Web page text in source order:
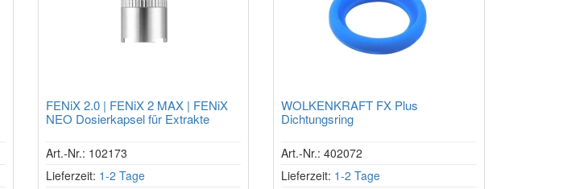
FENiX 2.0 | FENiX 2 MAX | FENiX
NEO Dosierkapsel für Extrakte
Art.-Nr.: 102173
Lieferzeit: 1-2 Tage
WOLKENKRAFT FX Plus
Dichtungsring
Art.-Nr.: 402072
Lieferzeit: 1-2 Tage